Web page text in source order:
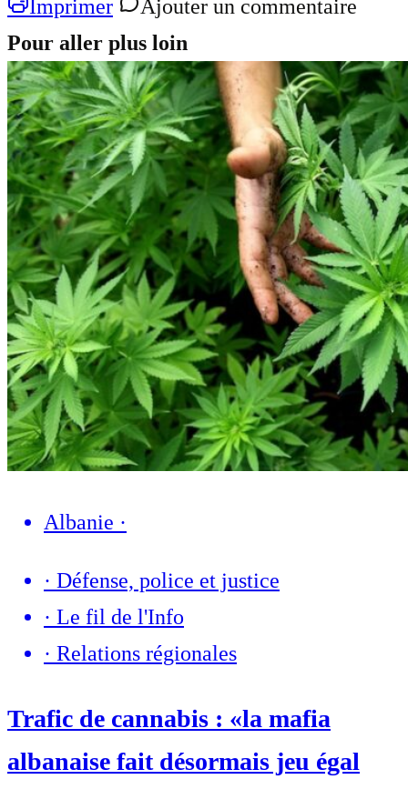
Imprimer
Ajouter un commentaire
Pour aller plus loin
Albanie ·
· Défense, police et justice
· Le fil de l'Info
· Relations régionales
Trafic de cannabis : «la mafia
albanaise fait désormais jeu égal